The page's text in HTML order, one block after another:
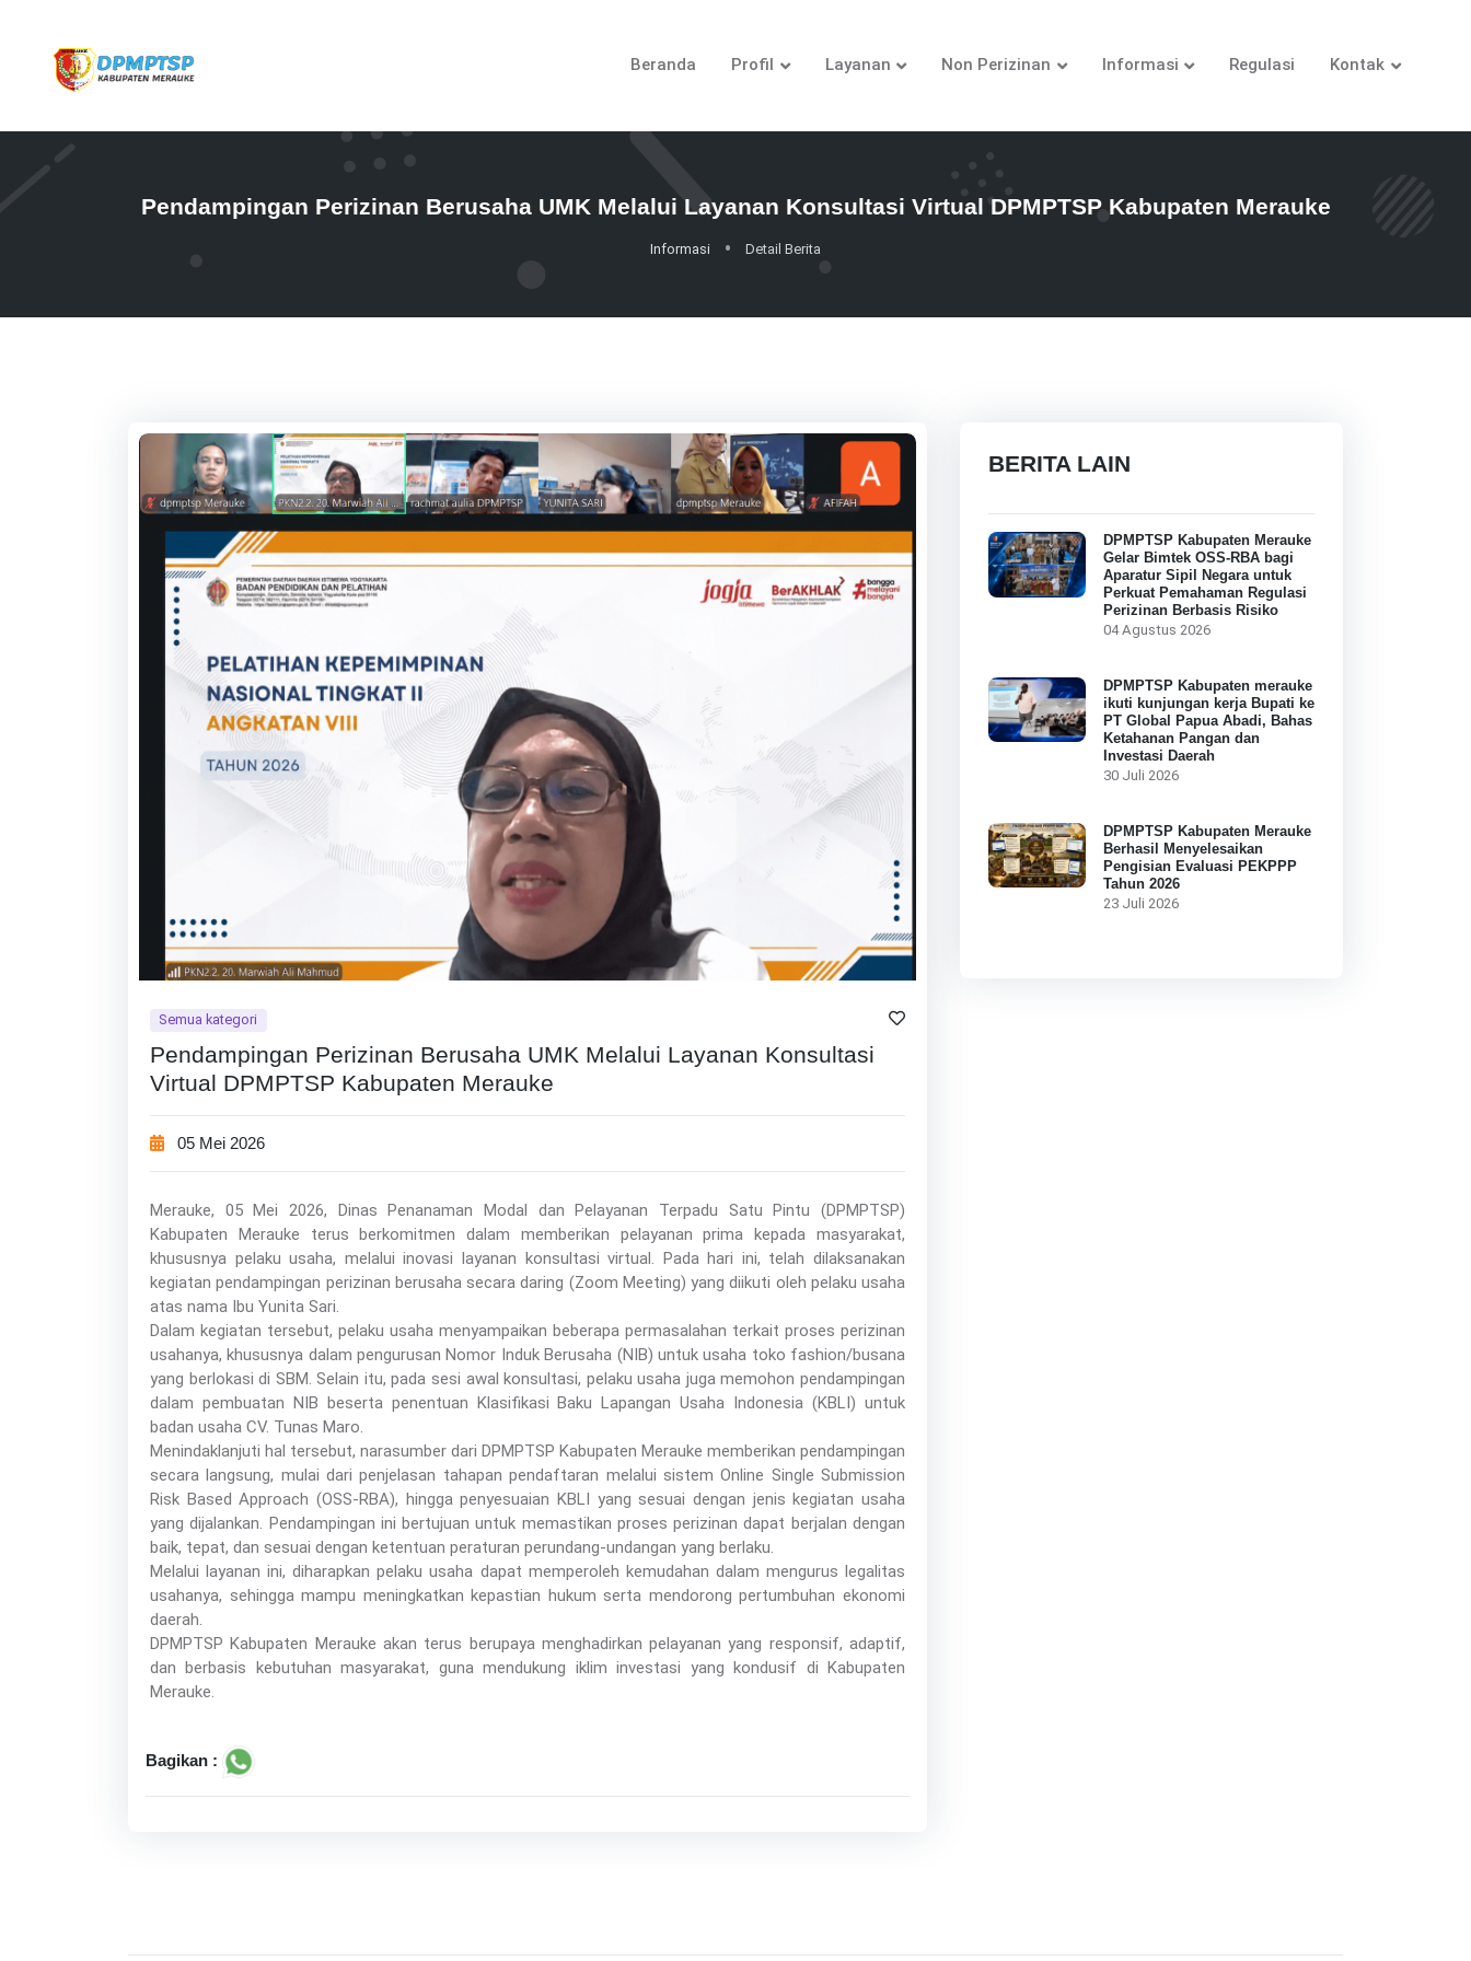
Beranda Profil Layanan Non Perizinan Informasi Regulasi Kontak
Pendampingan Perizinan Berusaha UMK Melalui Layanan Konsultasi Virtual DPMPTSP Kabupaten Merauke
Informasi Detail Berita
Semua kategori
Pendampingan Perizinan Berusaha UMK Melalui Layanan Konsultasi
Virtual DPMPTSP Kabupaten Merauke
05 Mei 2026
Merauke, 05 Mei 2026, Dinas Penanaman Modal dan Pelayanan Terpadu Satu Pintu (DPMPTSP)
Kabupaten Merauke terus berkomitmen dalam memberikan pelayanan prima kepada masyarakat,
khususnya pelaku usaha, melalui inovasi layanan konsultasi virtual. Pada hari ini, telah dilaksanakan
kegiatan pendampingan perizinan berusaha secara daring (Zoom Meeting) yang diikuti oleh pelaku usaha
atas nama Ibu Yunita Sari.
Dalam kegiatan tersebut, pelaku usaha menyampaikan beberapa permasalahan terkait proses perizinan
usahanya, khususnya dalam pengurusan Nomor Induk Berusaha (NIB) untuk usaha toko fashion/busana
yang berlokasi di SBM. Selain itu, pada sesi awal konsultasi, pelaku usaha juga memohon pendampingan
dalam pembuatan NIB beserta penentuan Klasifikasi Baku Lapangan Usaha Indonesia (KBLI) untuk
badan usaha CV. Tunas Maro.
Menindaklanjuti hal tersebut, narasumber dari DPMPTSP Kabupaten Merauke memberikan pendampingan
secara langsung, mulai dari penjelasan tahapan pendaftaran melalui sistem Online Single Submission
Risk Based Approach (OSS-RBA), hingga penyesuaian KBLI yang sesuai dengan jenis kegiatan usaha
yang dijalankan. Pendampingan ini bertujuan untuk memastikan proses perizinan dapat berjalan dengan
baik, tepat, dan sesuai dengan ketentuan peraturan perundang-undangan yang berlaku.
Melalui layanan ini, diharapkan pelaku usaha dapat memperoleh kemudahan dalam mengurus legalitas
usahanya, sehingga mampu meningkatkan kepastian hukum serta mendorong pertumbuhan ekonomi
daerah.
DPMPTSP Kabupaten Merauke akan terus berupaya menghadirkan pelayanan yang responsif, adaptif,
dan berbasis kebutuhan masyarakat, guna mendukung iklim investasi yang kondusif di Kabupaten
Merauke.
Bagikan :
BERITA LAIN
DPMPTSP Kabupaten Merauke
Gelar Bimtek OSS-RBA bagi
Aparatur Sipil Negara untuk
Perkuat Pemahaman Regulasi
Perizinan Berbasis Risiko
04 Agustus 2026
DPMPTSP Kabupaten merauke
ikuti kunjungan kerja Bupati ke
PT Global Papua Abadi, Bahas
Ketahanan Pangan dan
Investasi Daerah
30 Juli 2026
DPMPTSP Kabupaten Merauke
Berhasil Menyelesaikan
Pengisian Evaluasi PEKPPP
Tahun 2026
23 Juli 2026